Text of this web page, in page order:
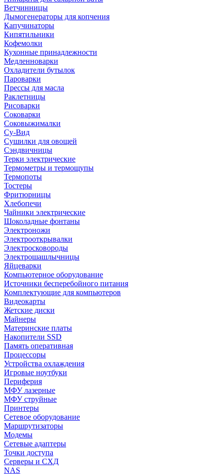
Ветчинницы
Дымогенераторы для копчения
Капучинаторы
Кипятильники
Кофемолки
Кухонные принадлежности
Медленноварки
Охладители бутылок
Пароварки
Прессы для масла
Раклетницы
Рисоварки
Соковарки
Соковыжималки
Су-Вид
Сушилки для овощей
Сэндвичницы
Терки электрические
Термометры и термощупы
Термопоты
Тостеры
Фритюрницы
Хлебопечи
Чайники электрические
Шоколадные фонтаны
Электроножи
Электрооткрывалки
Электросковороды
Электрошашлычницы
Яйцеварки
Компьютерное оборудование
Источники бесперебойного питания
Комплектующие для компьютеров
Видеокарты
Жетские диски
Майнеры
Материнские платы
Накопители SSD
Память оперативная
Процессоры
Устройства охлаждения
Игровые ноутбуки
Периферия
МФУ лазерные
МФУ струйные
Принтеры
Сетевое оборудование
Маршрутизаторы
Модемы
Сетевые адаптеры
Точки доступа
Серверы и СХД
NAS